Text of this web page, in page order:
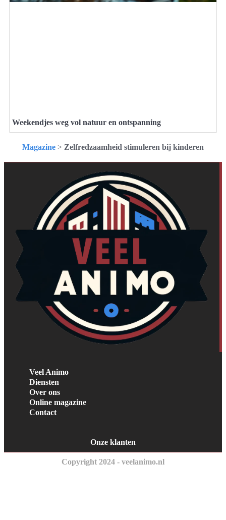
Weekendjes weg vol natuur en ontspanning
Magazine > Zelfredzaamheid stimuleren bij kinderen
Veel Animo
Diensten
Over ons
Online magazine
Contact
Onze klanten
Copyright 2024 - veelanimo.nl